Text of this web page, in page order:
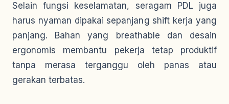
Selain fungsi keselamatan, seragam PDL juga
harus nyaman dipakai sepanjang shift kerja yang
panjang. Bahan yang breathable dan desain
ergonomis membantu pekerja tetap produktif
tanpa merasa terganggu oleh panas atau
gerakan terbatas.